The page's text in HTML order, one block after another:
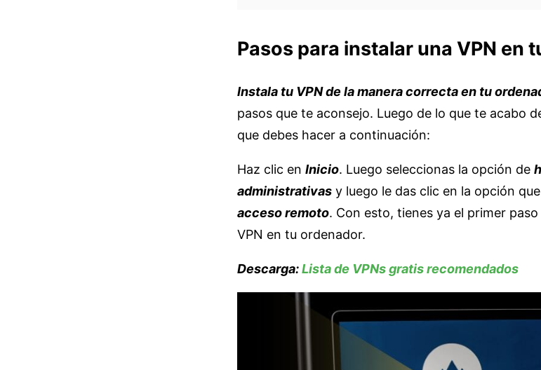
Pasos para instalar una VPN en
Instala tu VPN de la manera correcta en tu
pasos que te aconsejo. Luego de lo que te acabo
que debes hacer a continuación:
Haz clic en Inicio. Luego seleccionas la opción de
administrativas y luego le das clic en la opción
acceso remoto. Con esto, tienes ya el primer
VPN en tu ordenador.
Descarga:Lista de VPNs gratis recomendados